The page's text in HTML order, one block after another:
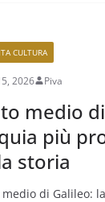
CULTURA
2026 Piva
medio
più
storia
di Galileo: